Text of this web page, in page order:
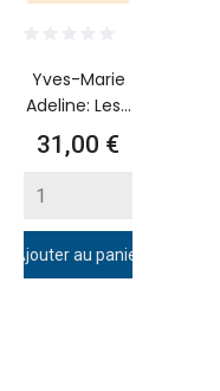
Yves-Marie
Adeline: Les...
Prix
31,00 €
Ajouter au panier